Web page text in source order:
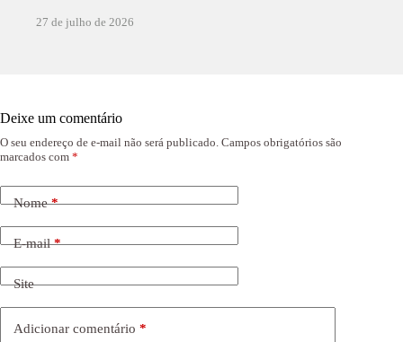
27 de julho de 2026
Deixe um comentário
O seu endereço de e-mail não será publicado. Campos obrigatórios são
marcados com *
Nome*
E-mail*
Site
Adicionar comentário *